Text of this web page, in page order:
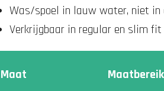
Was/spoel in lauw water, niet in
Verkrijgbaar in regular en slim fit
Maat